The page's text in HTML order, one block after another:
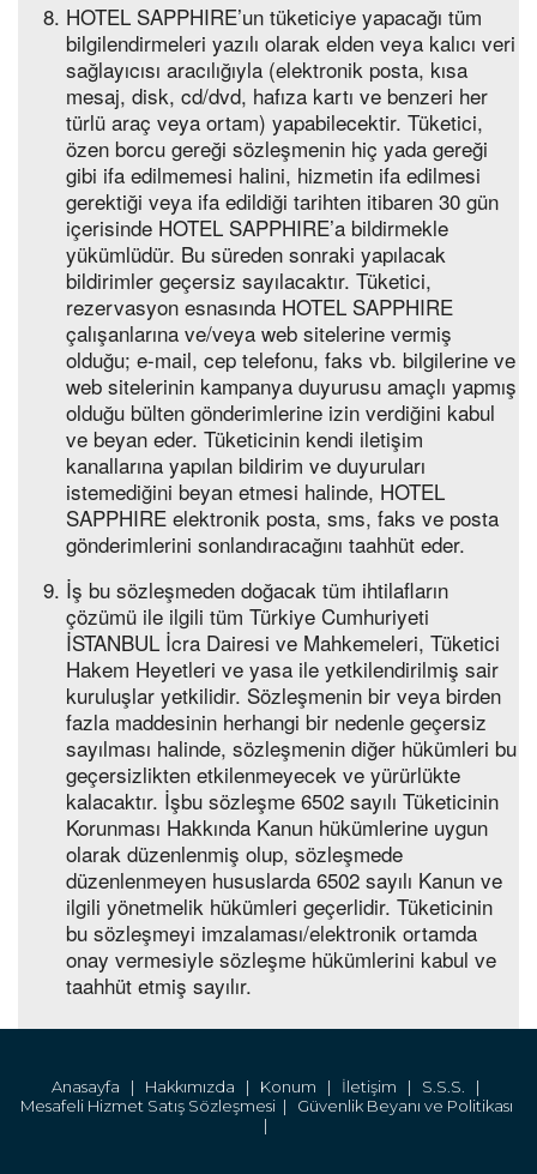
HOTEL SAPPHIRE’un tüketiciye yapacağı tüm
bilgilendirmeleri yazılı olarak elden veya kalıcı veri
sağlayıcısı aracılığıyla (elektronik posta, kısa
mesaj, disk, cd/dvd, hafıza kartı ve benzeri her
türlü araç veya ortam) yapabilecektir. Tüketici,
özen borcu gereği sözleşmenin hiç yada gereği
gibi ifa edilmemesi halini, hizmetin ifa edilmesi
gerektiği veya ifa edildiği tarihten itibaren 30 gün
içerisinde HOTEL SAPPHIRE’a bildirmekle
yükümlüdür. Bu süreden sonraki yapılacak
bildirimler geçersiz sayılacaktır. Tüketici,
rezervasyon esnasında HOTEL SAPPHIRE
çalışanlarına ve/veya web sitelerine vermiş
olduğu; e-mail, cep telefonu, faks vb. bilgilerine ve
web sitelerinin kampanya duyurusu amaçlı yapmış
olduğu bülten gönderimlerine izin verdiğini kabul
ve beyan eder. Tüketicinin kendi iletişim
kanallarına yapılan bildirim ve duyuruları
istemediğini beyan etmesi halinde, HOTEL
SAPPHIRE elektronik posta, sms, faks ve posta
gönderimlerini sonlandıracağını taahhüt eder.
İş bu sözleşmeden doğacak tüm ihtilafların
çözümü ile ilgili tüm Türkiye Cumhuriyeti
İSTANBUL İcra Dairesi ve Mahkemeleri, Tüketici
Hakem Heyetleri ve yasa ile yetkilendirilmiş sair
kuruluşlar yetkilidir. Sözleşmenin bir veya birden
fazla maddesinin herhangi bir nedenle geçersiz
sayılması halinde, sözleşmenin diğer hükümleri bu
geçersizlikten etkilenmeyecek ve yürürlükte
kalacaktır. İşbu sözleşme 6502 sayılı Tüketicinin
Korunması Hakkında Kanun hükümlerine uygun
olarak düzenlenmiş olup, sözleşmede
düzenlenmeyen hususlarda 6502 sayılı Kanun ve
ilgili yönetmelik hükümleri geçerlidir. Tüketicinin
bu sözleşmeyi imzalaması/elektronik ortamda
onay vermesiyle sözleşme hükümlerini kabul ve
taahhüt etmiş sayılır.
Anasayfa | Hakkımızda | Konum | İletişim | S.S.S. |
Mesafeli Hizmet Satış Sözleşmesi | Güvenlik Beyanı ve Politikası
|